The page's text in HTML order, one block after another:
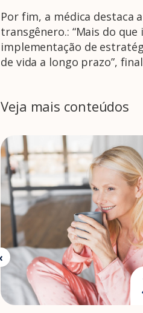
Por fim, a médica destaca
transgênero.: “Mais do
implementação de
de vida a longo prazo”,
Veja mais conteúdos